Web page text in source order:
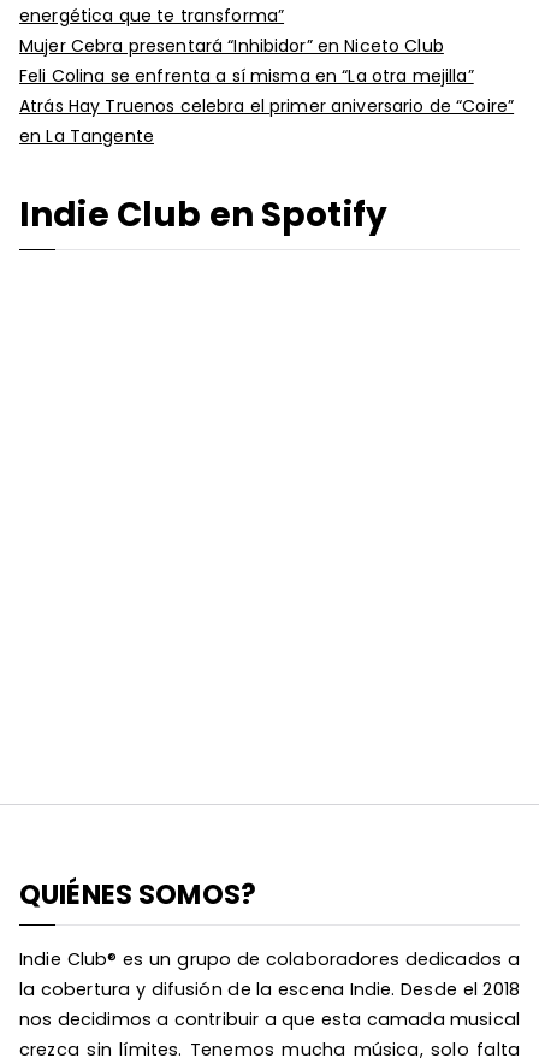
energética que te transforma”
Mujer Cebra presentará “Inhibidor” en Niceto Club
Feli Colina se enfrenta a sí misma en “La otra mejilla”
Atrás Hay Truenos celebra el primer aniversario de “Coire”
en La Tangente
Indie Club en Spotify
QUIÉNES SOMOS?
Indie Club® es un grupo de colaboradores dedicados a
la cobertura y difusión de la escena Indie. Desde el 2018
nos decidimos a contribuir a que esta camada musical
crezca sin límites. Tenemos mucha música, solo falta